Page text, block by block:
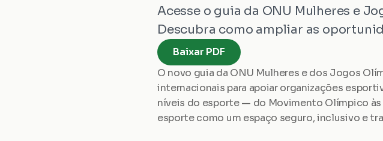
Acesse o guia da ONU Mulheres e
Descubra como ampliar as
Baixar PDF
O novo guia da ONU Mulheres e dos Jogos
internacionais para apoiar organizações
níveis do esporte — do Movimento Olímpico
esporte como um espaço seguro, inclusivo e